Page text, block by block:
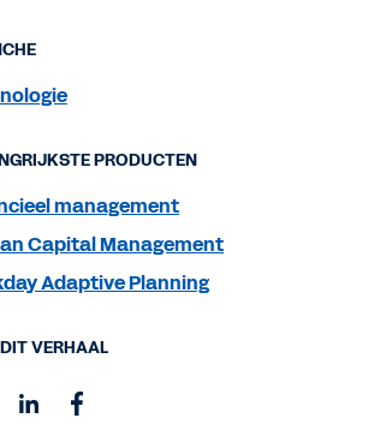
PRODUCTEN
management
Capital Management
Adaptive Planning
VERHAAL